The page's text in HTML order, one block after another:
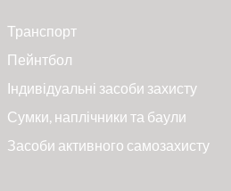
Транспорт
Пейнтбол
Індивідуальні засоби захисту
Сумки, наплічники та баули
Засоби активного самозахисту